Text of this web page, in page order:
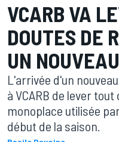
VCARB VA
DOUTES DE
UN
L'arrivée d'un
à VCARB de lever
monoplace utilisée
début de la saison.